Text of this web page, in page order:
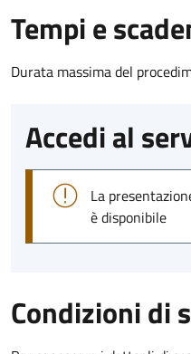
Tempi e
Durata massima del
Accedi al
La
è disponibile
Condizioni di